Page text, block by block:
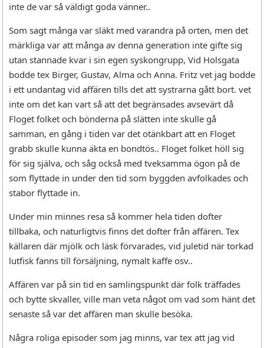
inte de var så väldigt goda vänner..
Som sagt många var släkt med varandra på orten, men det
märkliga var att många av denna generation inte gifte sig
utan stannade kvar i sin egen syskongrupp, Vid Holsgata
bodde tex Birger, Gustav, Alma och Anna. Fritz vet jag bodde
i ett undantag vid affären tills det att systrarna gått bort. vet
inte om det kan vart så att det begränsades avsevärt då
Floget folket och bönderna på slätten inte skulle gå
samman, en gång i tiden var det otänkbart att en Floget
grabb skulle kunna äkta en bondtös.. Floget folket höll sig
för sig själva, och såg också med tveksamma ögon på de
som flyttade in under den tid som byggden avfolkades och
stabor flyttade in.
Under min minnes resa så kommer hela tiden dofter
tillbaka, och naturligtvis finns det dofter från affären. Tex
källaren där mjölk och läsk förvarades, vid juletid när torkad
lutfisk fanns till försäljning, nymalt kaffe osv..
Affären var på sin tid en samlingspunkt där folk träffades
och bytte skvaller, ville man veta något om vad som hänt det
senaste så var det affären man skulle besöka.
Några roliga episoder som jag minns, var tex att jag vid